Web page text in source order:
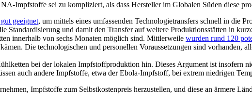
Impfstoffe sei zu kompliziert, als dass Hersteller im Globalen Süden diese
geeignet, um mittels eines umfassenden Technologietransfers schnell in die
Standardisierung und damit den Transfer auf weitere Produktionsstätten in
innerhalb von sechs Monaten möglich sind. Mittlerweile wurden rund 120
Die technologischen und personellen Voraussetzungen sind
bei der lokalen Impfstoffproduktion hin. Dieses Argument ist insofern
auch andere Impfstoffe, etwa der Ebola-Impfstoff, bei extrem niedrigen
Impfstoffe zum Selbstkostenpreis herzustellen, und diese an ärmere